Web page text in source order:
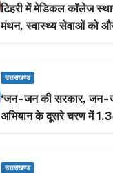
टिहरी में मेडिकल कॉलेज
मंथन, स्वास्थ्य सेवाओं को
करेगी सरकार: मुख्यमंत्री
उत्तराखण्ड
‘जन-जन की सरकार, जन-
अभियान के दूसरे चरण में
लोगों की भागीदारी…
उत्तराखण्ड